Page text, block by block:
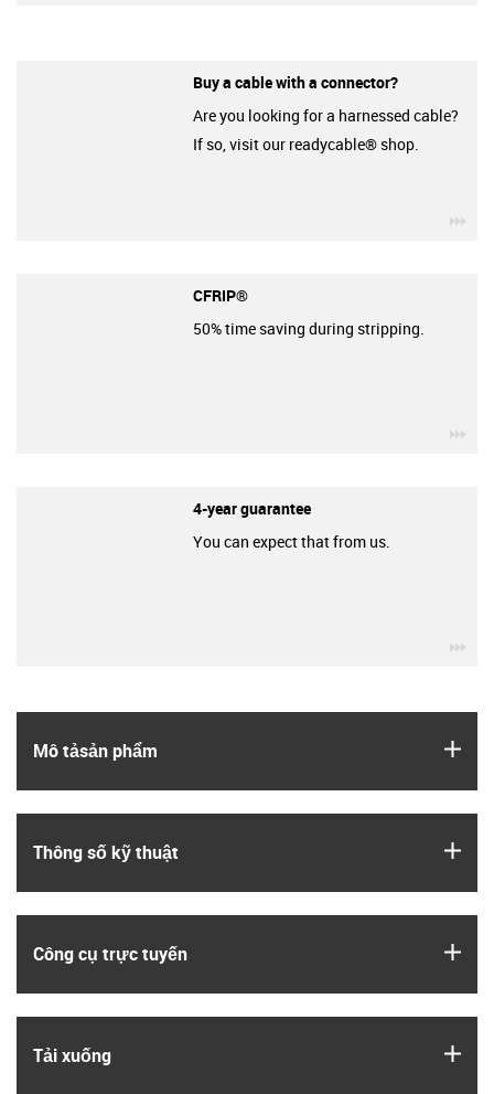
Mô tả­sản phẩm
Thông số kỹ thuật
Công cụ trực tuyến
Tải xuống
Buy a cable with a connector?
Are you looking for a harnessed cable?
If so, visit our readycable® shop.
CFRIP®
50% time saving during stripping.
4-year guarantee
You can expect that from us.